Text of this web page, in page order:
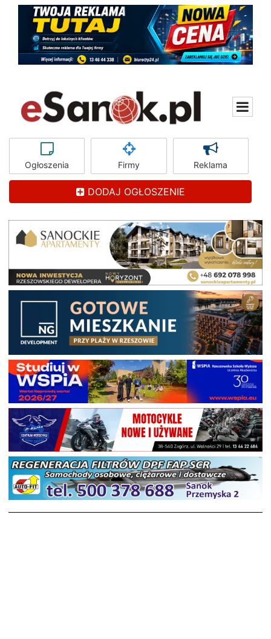
Ogłoszenia Firmy Reklama
DODAJ OGŁOSZENIE